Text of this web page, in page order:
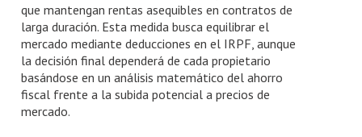
que mantengan rentas asequibles en contratos de
larga duración. Esta medida busca equilibrar el
mercado mediante deducciones en el IRPF, aunque
la decisión final dependerá de cada propietario
basándose en un análisis matemático del ahorro
fiscal frente a la subida potencial a precios de
mercado.